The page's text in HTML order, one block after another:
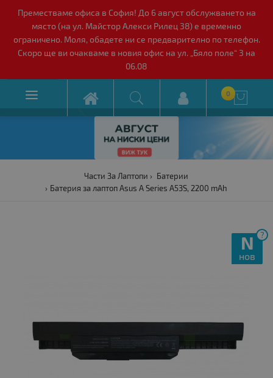
Преместваме офиса в София! До 6 август обслужването на
място (на ул. Майстор Алекси Рилец 38) е временно
ограничено. Моля, обадете ни се предварително по телефон.
Скоро ще ви очакваме в новия офис на ул. „Бяло поле“ 3 на
06.08
 0 
Части За Лаптопи
Батерии
Батерия за лаптоп Asus A Series A53S, 2200 mAh
?
N
нов